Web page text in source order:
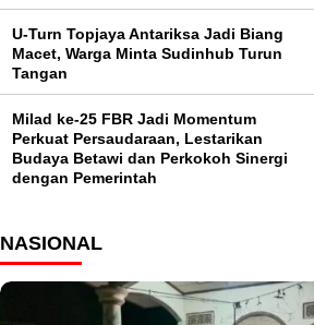
U-Turn Topjaya Antariksa Jadi Biang
Macet, Warga Minta Sudinhub Turun
Tangan
Milad ke-25 FBR Jadi Momentum
Perkuat Persaudaraan, Lestarikan
Budaya Betawi dan Perkokoh Sinergi
dengan Pemerintah
NASIONAL